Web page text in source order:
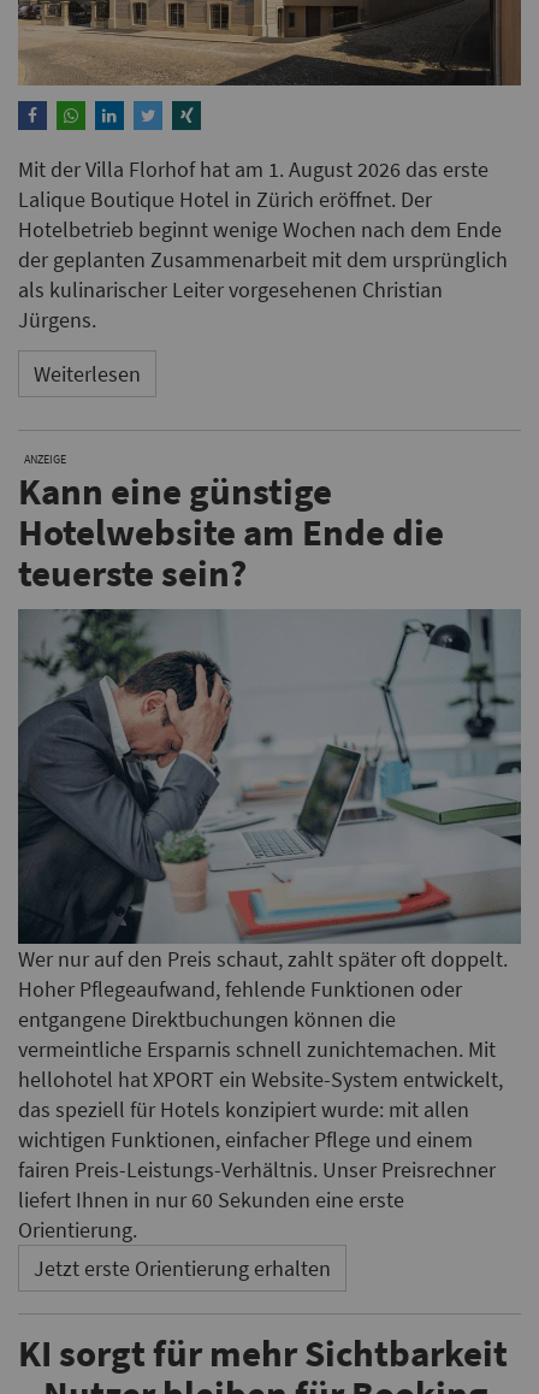
Mit der Villa Florhof hat am 1. August 2026 das erste
Lalique Boutique Hotel in Zürich eröffnet. Der
Hotelbetrieb beginnt wenige Wochen nach dem Ende
der geplanten Zusammenarbeit mit dem ursprünglich
als kulinarischer Leiter vorgesehenen Christian
Jürgens.
Weiterlesen
ANZEIGE
Kann eine günstige
Hotelwebsite am Ende die
teuerste sein?
Wer nur auf den Preis schaut, zahlt später oft doppelt.
Hoher Pflegeaufwand, fehlende Funktionen oder
entgangene Direktbuchungen können die
vermeintliche Ersparnis schnell zunichtemachen. Mit
hellohotel hat XPORT ein Website-System entwickelt,
das speziell für Hotels konzipiert wurde: mit allen
wichtigen Funktionen, einfacher Pflege und einem
fairen Preis-Leistungs-Verhältnis. Unser Preisrechner
liefert Ihnen in nur 60 Sekunden eine erste
Orientierung.
Jetzt erste Orientierung erhalten
KI sorgt für mehr Sichtbarkeit